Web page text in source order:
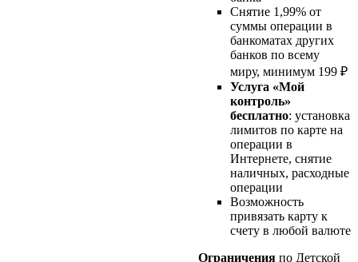
Снятие 1,99% от
суммы операции в
банкоматах других
банков по всему
миру, минимум 199 ₽
Услуга «Мой
контроль»
бесплатно: установка
лимитов по карте на
операции в
Интернете, снятие
наличных, расходные
операции
Возможность
привязать карту к
счету в любой валюте
Ограничения по Детской